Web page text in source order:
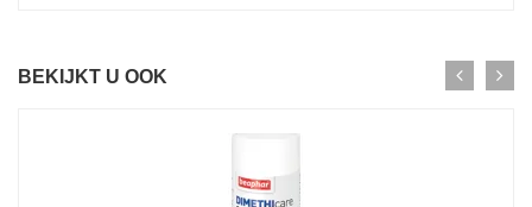
BEKIJKT U OOK